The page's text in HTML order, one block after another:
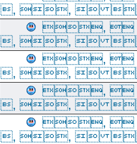
, , 
,
, , 
,
, , 
,
, , 
,
, , 